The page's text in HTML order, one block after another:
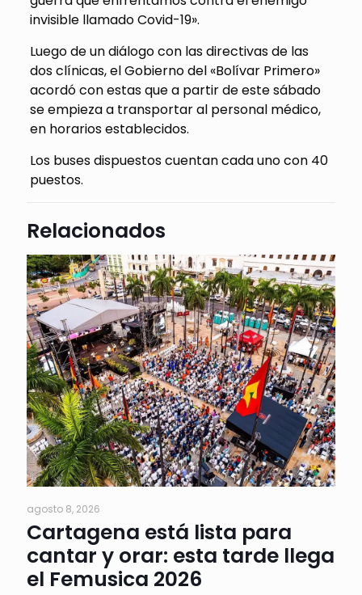
invisible llamado Covid-19».
Luego de un diálogo con las directivas de las
dos clínicas, el Gobierno del «Bolívar Primero»
acordó con estas que a partir de este sábado
se empieza a transportar al personal médico,
en horarios establecidos.
Los buses dispuestos cuentan cada uno con 40
puestos.
Relacionados
agosto 8, 2026
Cartagena está lista para
cantar y orar: esta tarde llega
el Femusica 2026